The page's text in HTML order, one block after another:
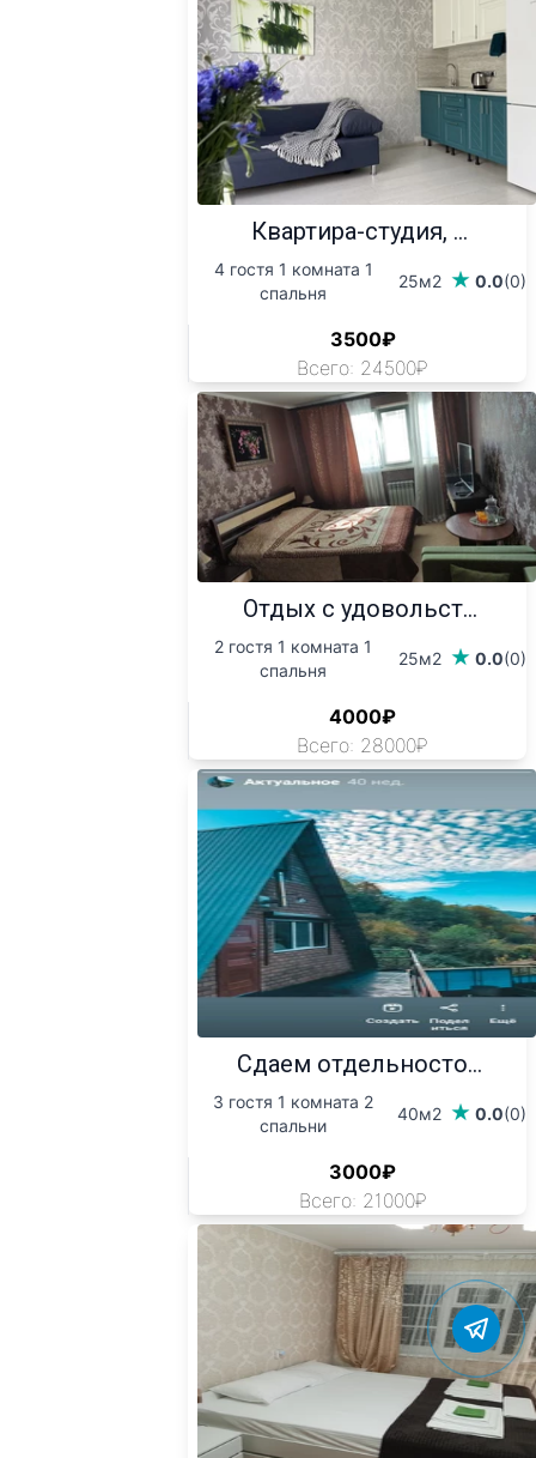
Квартира-студия, ...
4 гостя 1 комната 1
спальня
25м2 0.0(0)
3500₽
Всего: 24500₽
Отдых с удовольст...
2 гостя 1 комната 1
спальня
25м2 0.0(0)
4000₽
Всего: 28000₽
Сдаем отдельносто...
3 гостя 1 комната 2
спальни
40м2 0.0(0)
3000₽
Всего: 21000₽